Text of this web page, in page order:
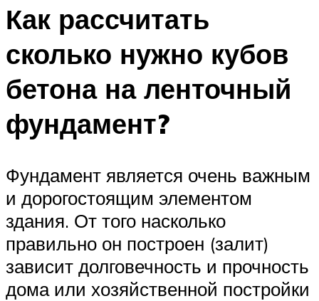
Как рассчитать
сколько нужно кубов
бетона на ленточный
фундамент?
Фундамент является очень важным
и дорогостоящим элементом
здания. От того насколько
правильно он построен (залит)
зависит долговечность и прочность
дома или хозяйственной постройки